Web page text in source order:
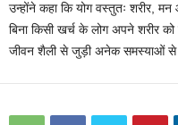
उन्होंने कहा कि योग वस्तुतः शरीर,
बिना किसी खर्च के लोग अपने शरीर
जीवन शैली से जुड़ी अनेक समस्याओं से